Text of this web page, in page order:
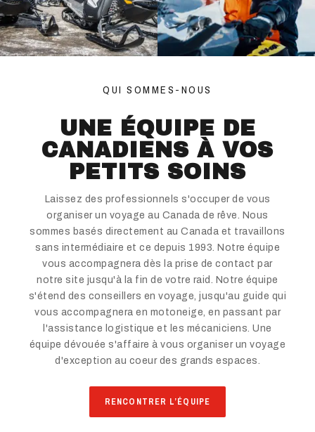
QUI SOMMES-NOUS
UNE ÉQUIPE DE
CANADIENS À VOS
PETITS SOINS
Laissez des professionnels s'occuper de vous
organiser un voyage au Canada de rêve. Nous
sommes basés directement au Canada et travaillons
sans intermédiaire et ce depuis 1993. Notre équipe
vous accompagnera dès la prise de contact par
notre site jusqu'à la fin de votre raid. Notre équipe
s'étend des conseillers en voyage, jusqu'au guide qui
vous accompagnera en motoneige, en passant par
l'assistance logistique et les mécaniciens. Une
équipe dévouée s'affaire à vous organiser un voyage
d'exception au coeur des grands espaces.
RENCONTRER L’ÉQUIPE